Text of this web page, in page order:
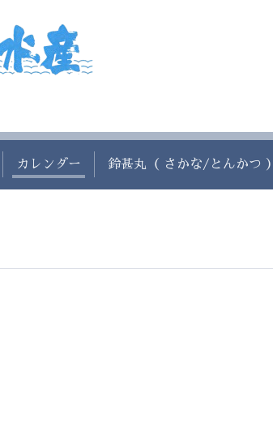
カレンダー 鈴甚丸（ さかな/とんかつ ）